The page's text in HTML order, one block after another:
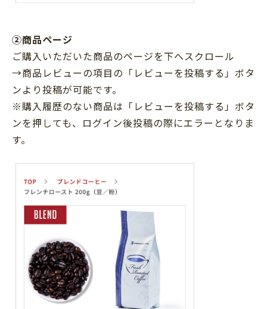
②商品ページ
ご購入いただいた商品のページを下へスクロール
→商品レビューの項目の「レビューを投稿する」ボタ
ンより投稿が可能です。
※購入履歴のない商品は「レビューを投稿する」ボタ
ンを押しても、ログイン後投稿の際にエラーとなりま
す。